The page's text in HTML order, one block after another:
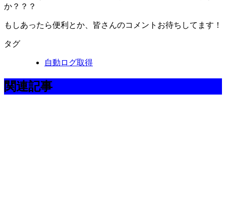
か？？？
もしあったら便利とか、皆さんのコメントお待ちしてます！
タグ
自動ログ取得
関連記事